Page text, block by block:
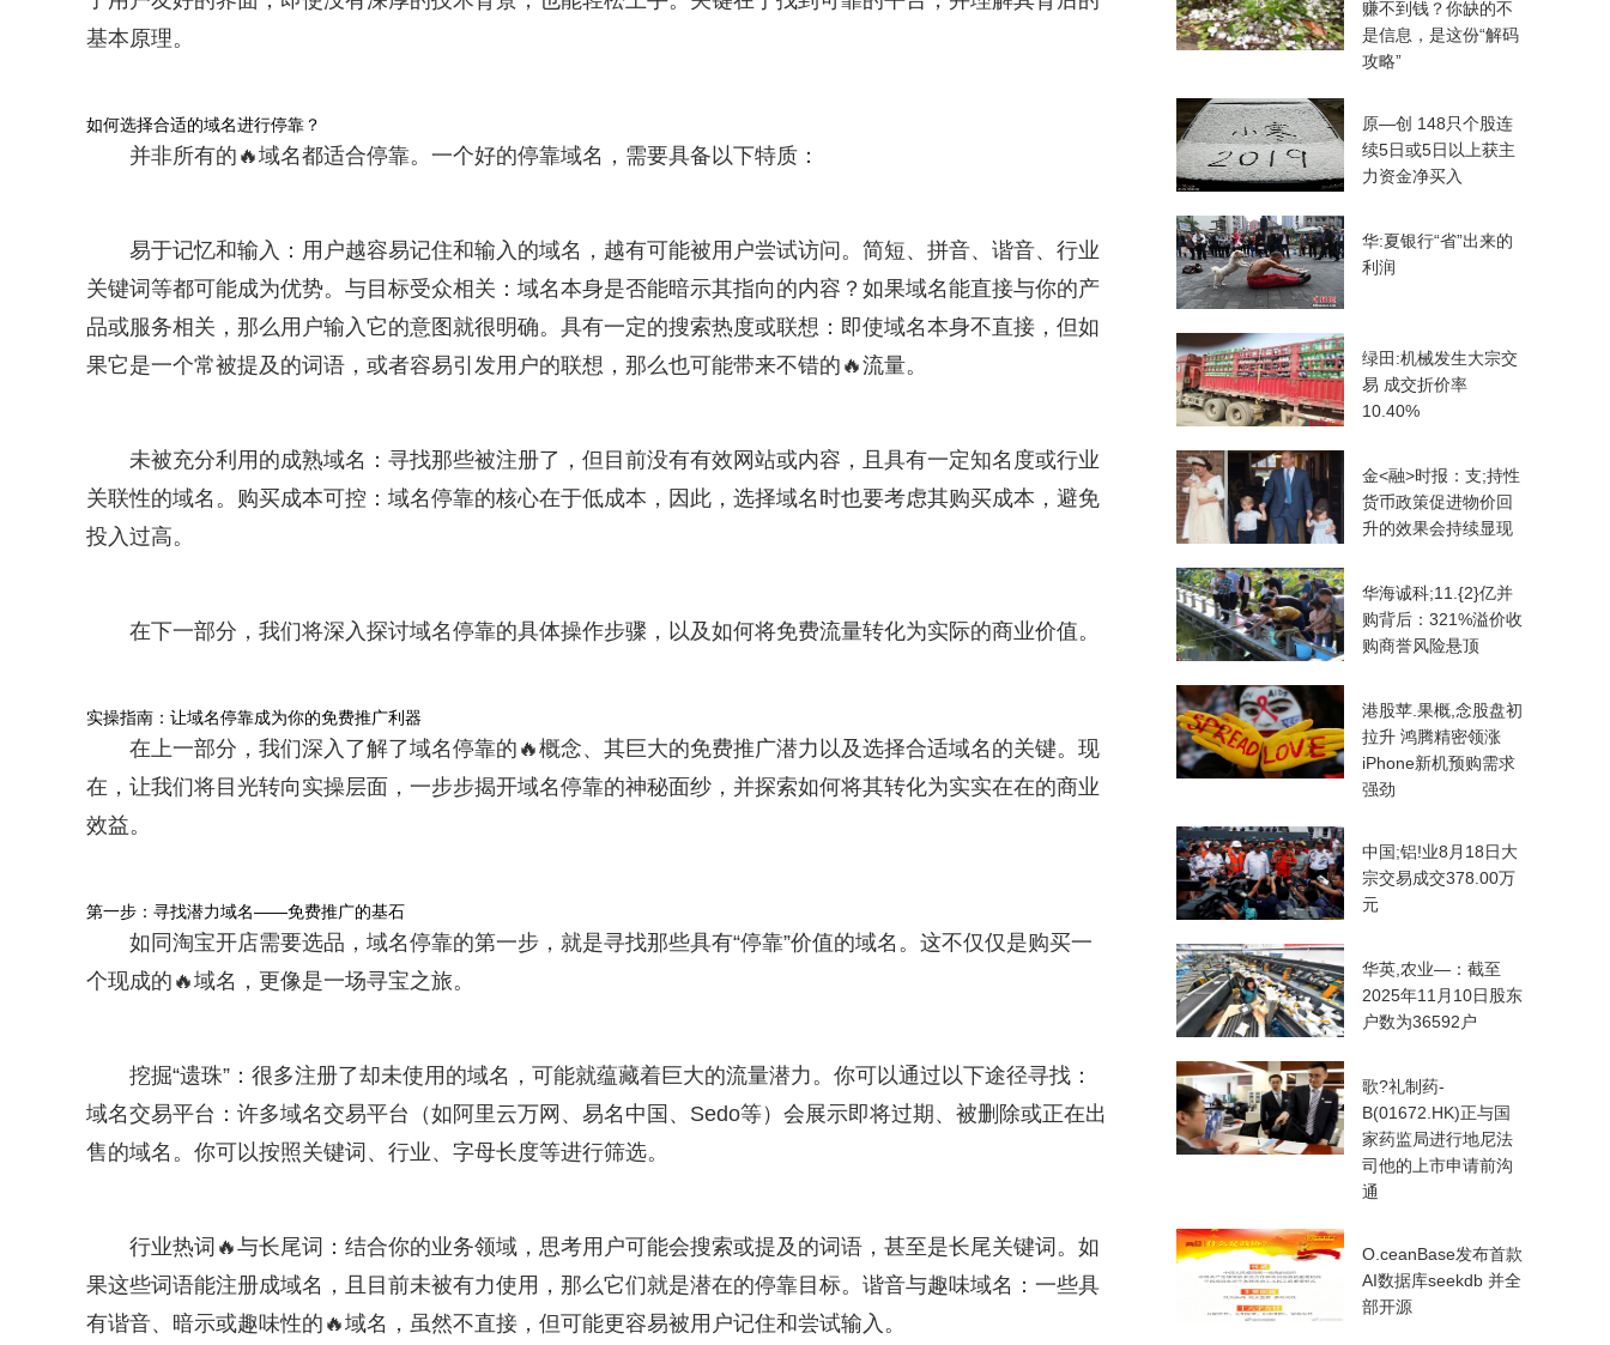
基本原理。
如何选择合适的域名进行停靠？
并非所有的🔥域名都适合停靠。一个好的停靠域名，需要具备以下特质：
易于记忆和输入：用户越容易记住和输入的域名，越有可能被用户尝试访问。简短、拼音、谐音、行业
关键词等都可能成为优势。与目标受众相关：域名本身是否能暗示其指向的内容？如果域名能直接与你的产
品或服务相关，那么用户输入它的意图就很明确。具有一定的搜索热度或联想：即使域名本身不直接，但如
果它是一个常被提及的词语，或者容易引发用户的联想，那么也可能带来不错的🔥流量。
未被充分利用的成熟域名：寻找那些被注册了，但目前没有有效网站或内容，且具有一定知名度或行业
关联性的域名。购买成本可控：域名停靠的核心在于低成本，因此，选择域名时也要考虑其购买成本，避免
投入过高。
在下一部分，我们将深入探讨域名停靠的具体操作步骤，以及如何将免费流量转化为实际的商业价值。
实操指南：让域名停靠成为你的免费推广利器
在上一部分，我们深入了解了域名停靠的🔥概念、其巨大的免费推广潜力以及选择合适域名的关键。现
在，让我们将目光转向实操层面，一步步揭开域名停靠的神秘面纱，并探索如何将其转化为实实在在的商业
效益。
第一步：寻找潜力域名——免费推广的基石
如同淘宝开店需要选品，域名停靠的第一步，就是寻找那些具有“停靠”价值的域名。这不仅仅是购买一
个现成的🔥域名，更像是一场寻宝之旅。
挖掘“遗珠”：很多注册了却未使用的域名，可能就蕴藏着巨大的流量潜力。你可以通过以下途径寻找：
域名交易平台：许多域名交易平台（如阿里云万网、易名中国、Sedo等）会展示即将过期、被删除或正在出
售的域名。你可以按照关键词、行业、字母长度等进行筛选。
行业热词🔥与长尾词：结合你的业务领域，思考用户可能会搜索或提及的词语，甚至是长尾关键词。如
果这些词语能注册成域名，且目前未被有力使用，那么它们就是潜在的停靠目标。谐音与趣味域名：一些具
有谐音、暗示或趣味性的🔥域名，虽然不直接，但可能更容易被用户记住和尝试输入。
赚不到钱？你缺的不
是信息，是这份“解码
攻略”
原—创 148只个股连
续5日或5日以上获主
力资金净买入
华:夏银行“省”出来的
利润
绿田:机械发生大宗交
易 成交折价率
10.40%
金<融>时报：支;持性
货币政策促进物价回
升的效果会持续显现
华海诚科;11.{2}亿并
购背后：321%溢价收
购商誉风险悬顶
港股苹.果概,念股盘初
拉升 鸿腾精密领涨
iPhone新机预购需求
强劲
中国;铝!业8月18日大
宗交易成交378.00万
元
华英,农业—：截至
2025年11月10日股东
户数为36592户
歌?礼制药-
B(01672.HK)正与国
家药监局进行地尼法
司他的上市申请前沟
通
O.ceanBase发布首款
AI数据库seekdb 并全
部开源